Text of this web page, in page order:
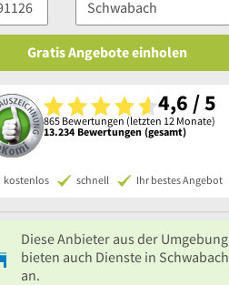
Gratis Angebote einholen
4,6 / 5
865 Bewertungen (letzten 12 Monate)
13.234 Bewertungen (gesamt)
kostenlos schnell Ihr bestes Angebot
Diese Anbieter aus der Umgebung
bieten auch Dienste in Schwabach
an.